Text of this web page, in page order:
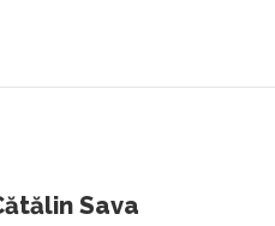
Sava